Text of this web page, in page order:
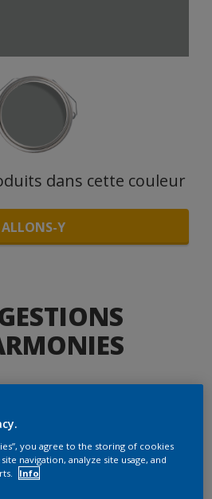
dans cette couleur
ALLONS-Y
you agree to the storing of cookies
navigation, analyze site usage, and
Info